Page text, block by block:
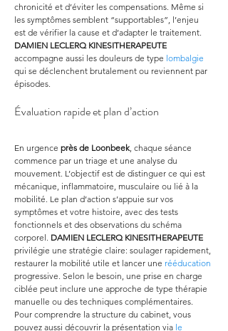
chronicité et d’éviter les compensations. Même si
les symptômes semblent “supportables”, l’enjeu
est de vérifier la cause et d’adapter le traitement.
DAMIEN LECLERQ KINESITHERAPEUTE
accompagne aussi les douleurs de type lombalgie
qui se déclenchent brutalement ou reviennent par
épisodes.
Évaluation rapide et plan d’action
En urgence près de Loonbeek, chaque séance
commence par un triage et une analyse du
mouvement. L’objectif est de distinguer ce qui est
mécanique, inflammatoire, musculaire ou lié à la
mobilité. Le plan d’action s’appuie sur vos
symptômes et votre histoire, avec des tests
fonctionnels et des observations du schéma
corporel. DAMIEN LECLERQ KINESITHERAPEUTE
privilégie une stratégie claire: soulager rapidement,
restaurer la mobilité utile et lancer une rééducation
progressive. Selon le besoin, une prise en charge
ciblée peut inclure une approche de type thérapie
manuelle ou des techniques complémentaires.
Pour comprendre la structure du cabinet, vous
pouvez aussi découvrir la présentation via le